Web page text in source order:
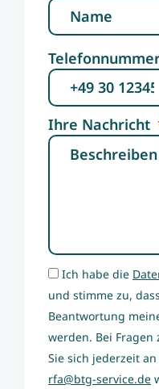
Ihre Nachricht
Ich habe die
und stimme zu,
Beantwortung
werden. Bei Fragen
Sie sich jederzeit an
rfa@btg-service.de